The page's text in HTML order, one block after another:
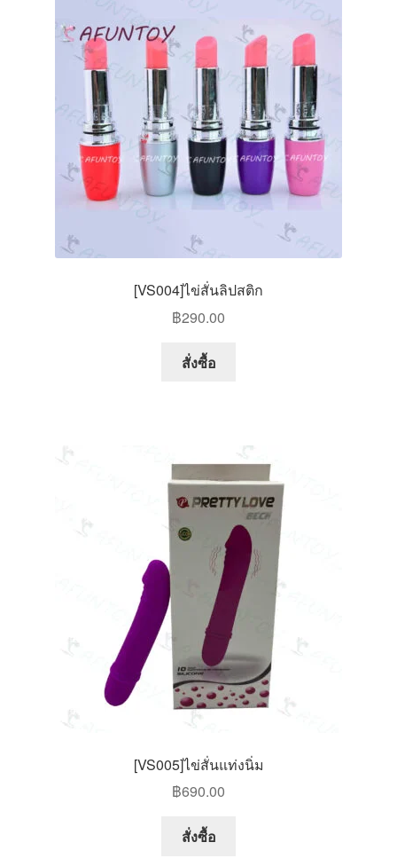
may
chosen
on
the
product
page
[VS004]ไข่สั่นลิปสติก
฿290.00
สั่งซื้อ
variants.
The
options
may
be
chosen
on
the
product
[VS005]ไข่สั่นแท่งนิ่ม
฿690.00
สั่งซื้อ